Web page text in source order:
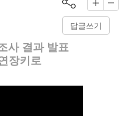
답글쓰기
사 결과 발표
장키로